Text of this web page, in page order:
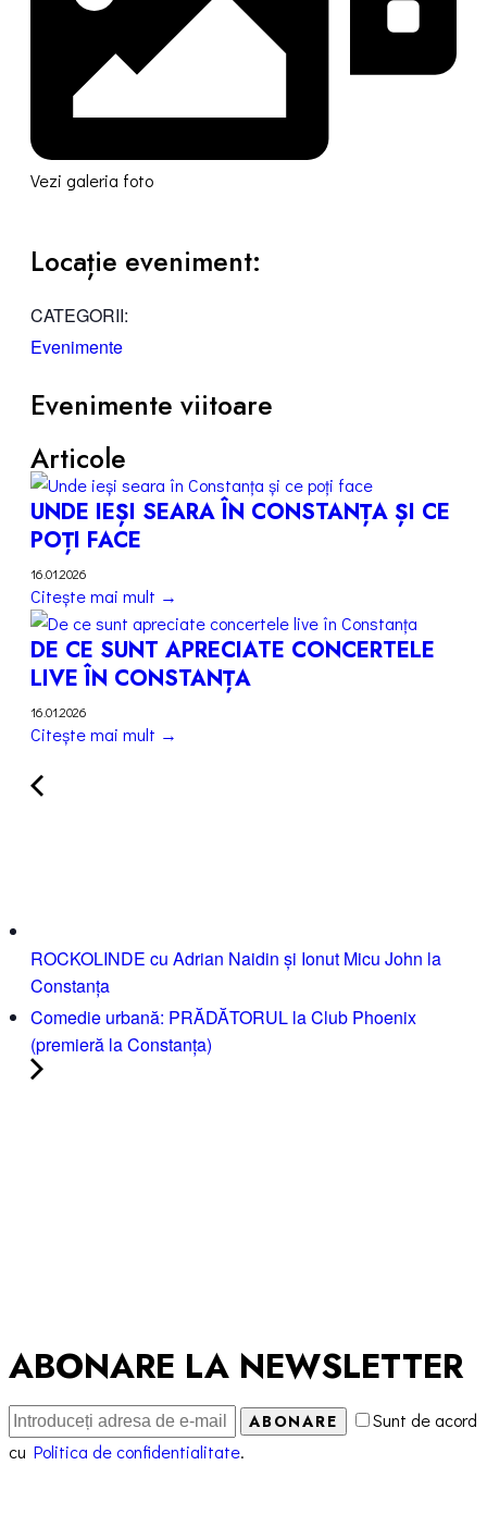
Vezi galeria foto
Locație eveniment:
CATEGORII:
Evenimente
Evenimente viitoare
Articole
UNDE IEȘI SEARA ÎN CONSTANȚA ȘI CE
POȚI FACE
16.01.2026
Citește mai mult →
DE CE SUNT APRECIATE CONCERTELE
LIVE ÎN CONSTANȚA
16.01.2026
Citește mai mult →
ROCKOLINDE cu Adrian Naidin și Ionut Micu John la
Constanța
Comedie urbană: PRĂDĂTORUL la Club Phoenix
(premieră la Constanța)
ABONARE LA NEWSLETTER
ABONARE
Sunt de acord
cu Politica de confidentialitate.